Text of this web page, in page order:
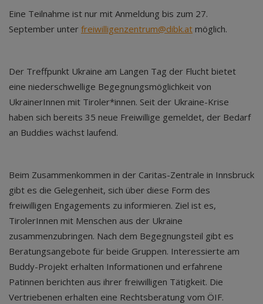
Eine Teilnahme ist nur mit Anmeldung bis zum 27.
September unter freiwilligenzentrum@dibk.at möglich.
Der Treffpunkt Ukraine am Langen Tag der Flucht bietet
eine niederschwellige Begegnungsmöglichkeit von
UkrainerInnen mit Tiroler*innen. Seit der Ukraine-Krise
haben sich bereits 35 neue Freiwillige gemeldet, der Bedarf
an Buddies wächst laufend.
Beim Zusammenkommen in der Caritas-Zentrale in Innsbruck
gibt es die Gelegenheit, sich über diese Form des
freiwilligen Engagements zu informieren. Ziel ist es,
TirolerInnen mit Menschen aus der Ukraine
zusammenzubringen. Nach dem Begegnungsteil gibt es
Beratungsangebote für beide Gruppen. Interessierte am
Buddy-Projekt erhalten Informationen und erfahrene
Patinnen berichten aus ihrer freiwilligen Tätigkeit. Die
Vertriebenen erhalten eine Rechtsberatung vom ÖIF.